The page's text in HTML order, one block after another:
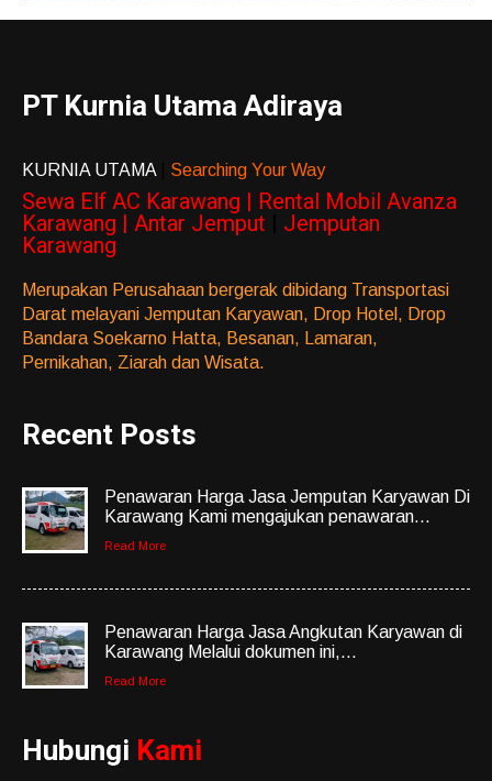
PT Kurnia Utama Adiraya
KURNIA UTAMA Searching Your Way
Sewa Elf AC Karawang | Rental Mobil Avanza
Karawang | Antar Jemput
Jemputan
Karawang
Merupakan Perusahaan bergerak dibidang Transportasi
Darat melayani Jemputan Karyawan, Drop Hotel, Drop
Bandara Soekarno Hatta, Besanan, Lamaran,
Pernikahan, Ziarah dan Wisata.
Recent Posts
Penawaran Harga Jasa Jemputan Karyawan Di
Karawang Kami mengajukan penawaran...
Read More
Penawaran Harga Jasa Angkutan Karyawan di
Karawang Melalui dokumen ini,...
Read More
Hubungi Kami